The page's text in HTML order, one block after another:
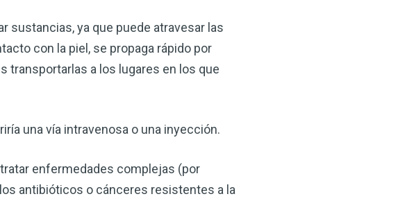
sustancias, ya que puede atravesar las
con la piel, se propaga rápido por
transportarlas a los lugares en los que
una vía intravenosa o una inyección.
enfermedades complejas (por
antibióticos o cánceres resistentes a la